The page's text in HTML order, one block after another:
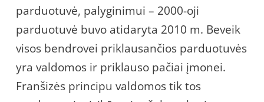
parduotuvė, palyginimui – 2000-oji
parduotuvė buvo atidaryta 2010 m. Beveik
visos bendrovei priklausančios parduotuvės
yra valdomos ir priklauso pačiai įmonei.
Franšizės principu valdomos tik tos